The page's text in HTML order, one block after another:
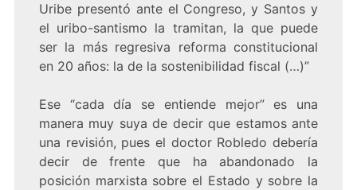
Uribe presentó ante el Congreso, y Santos y
el uribo-santismo la tramitan, la que puede
ser la más regresiva reforma constitucional
en 20 años: la de la sostenibilidad fiscal (…)”
Ese “cada día se entiende mejor” es una
manera muy suya de decir que estamos ante
una revisión, pues el doctor Robledo debería
decir de frente que ha abandonado la
posición marxista sobre el Estado y sobre la